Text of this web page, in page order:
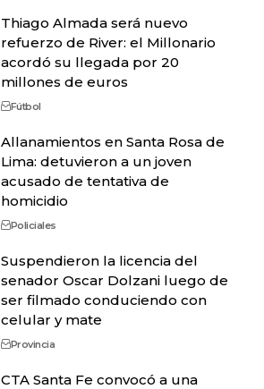
Thiago Almada será nuevo
refuerzo de River: el Millonario
acordó su llegada por 20
millones de euros
Fútbol
Allanamientos en Santa Rosa de
Lima: detuvieron a un joven
acusado de tentativa de
homicidio
Policiales
Suspendieron la licencia del
senador Oscar Dolzani luego de
ser filmado conduciendo con
celular y mate
Provincia
CTA Santa Fe convocó a una